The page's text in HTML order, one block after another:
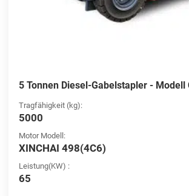
5 Tonnen Diesel-Gabelstapler - Modell
Tragfähigkeit (kg):
5000
Motor Modell:
XINCHAI 498(4C6)
Leistung(KW) :
65